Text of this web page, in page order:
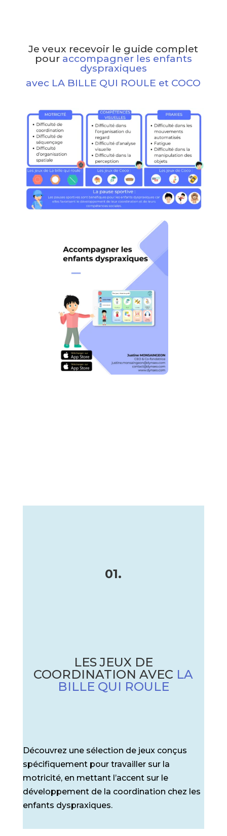
Je veux recevoir le guide complet
pour accompagner les enfants
dyspraxiques
avec LA BILLE QUI ROULE et COCO
01.
LES JEUX DE
COORDINATION AVEC LA
BILLE QUI ROULE
Découvrez une sélection de jeux conçus
spécifiquement pour travailler sur la
motricité, en mettant l’accent sur le
développement de la coordination chez les
enfants dyspraxiques.